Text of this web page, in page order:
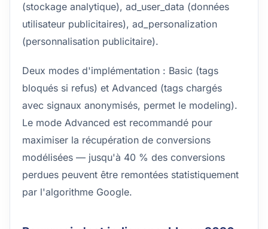
(stockage analytique), ad_user_data (données
utilisateur publicitaires), ad_personalization
(personnalisation publicitaire).
Deux modes d'implémentation : Basic (tags
bloqués si refus) et Advanced (tags chargés
avec signaux anonymisés, permet le modeling).
Le mode Advanced est recommandé pour
maximiser la récupération de conversions
modélisées — jusqu'à 40 % des conversions
perdues peuvent être remontées statistiquement
par l'algorithme Google.